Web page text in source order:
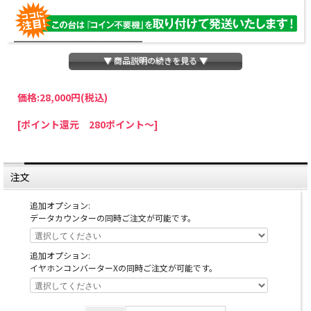
パチスロわっしょいでは、全ての台に「コイン不要機」を無料で取り付けて発送さ
せていただいております。コイン不要機をご利用になられますと、コインが必要な
ていただきましたら、ご注文価格より2000円引きいたします。
※在庫切れの台でも入荷している場合がありますので、電話かメールにてお問い合
わせ下さい。
▼ 商品説明の続きを見る ▼
価格:28,000円(税込)
[ポイント還元 280ポイント～]
注文
追加オプション:
データカウンターの同時ご注文が可能です。
追加オプション:
イヤホンコンバーターXの同時ご注文が可能です。